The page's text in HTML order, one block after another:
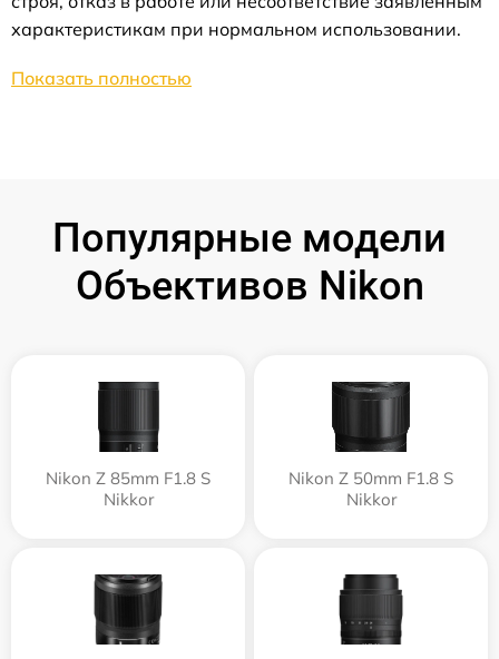
характеристикам при нормальном использовании.
Показать полностью
Популярные модели
Объективов Nikon
Nikon Z 85mm F1.8 S
Nikkor
Nikon Z 50mm F1.8 S
Nikkor